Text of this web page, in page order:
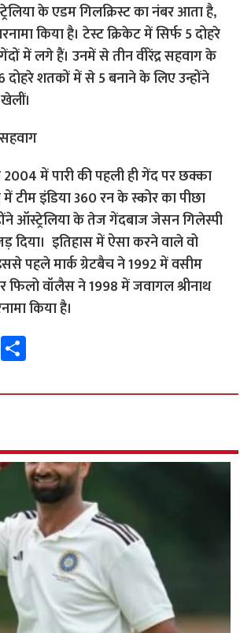
के एडम गिलक्रिस्ट का नंबर आता है,
किया है। टेस्ट क्रिकेट में सिर्फ 5 दोहरे
में लगे हैं। उनमें से तीन वीरेंद्र सहवाग के
दोहरे शतकों में से 5 बनाने के लिए उन्होंने
में पारी की पहली ही गेंद पर छक्का
टीम इंडिया 360 रन के स्कोर का पीछा
ऑस्ट्रेलिया के तेज गेंदबाज जेसन गिलेस्पी
दिया। इतिहास में ऐसा करने वाले वो
पहले मार्क ग्रेटबैच ने 1992 में वसीम
वॉलैस ने 1998 में जवागल श्रीनाथ
किया है।
W
h
ar